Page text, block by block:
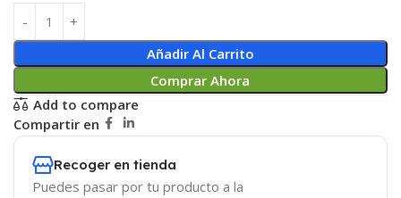
Añadir Al Carrito
Comprar Ahora
Add to compare
Compartir en
Recoger en tienda
Puedes pasar por tu producto a la